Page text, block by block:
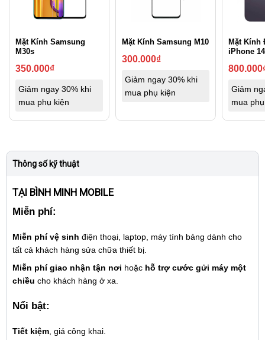
Mặt Kính Samsung
M30s
350.000₫
Giảm ngay 30% khi
mua phụ kiện
Mặt Kính Samsung M10
300.000₫
Giảm ngay 30% khi
mua phụ kiện
Mặt Kính
iPhone
800.000
Giảm
mua
Thông số kỹ thuật
TẠI BÌNH MINH MOBILE
Miễn phí:
Miễn phí vệ sinh điện thoại, laptop, máy tính bảng dành cho
tất cả khách hàng sửa chữa thiết bị.
Miễn phí giao nhận tận nơi hoặc hỗ trợ cước gửi máy một
chiều cho khách hàng ở xa.
Nổi bật:
Tiết kiệm, giá công khai.